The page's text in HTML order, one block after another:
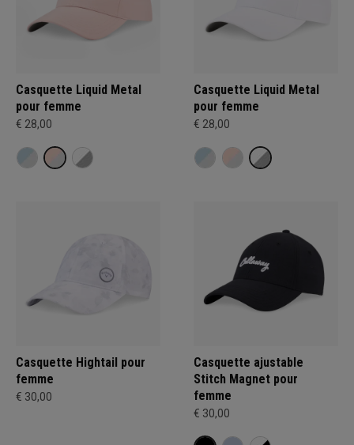
Casquette Liquid Metal
pour femme
€ 28,00
Casquette Liquid Metal
pour femme
€ 28,00
Casquette Hightail pour
femme
€ 30,00
Casquette ajustable
Stitch Magnet pour
femme
€ 30,00